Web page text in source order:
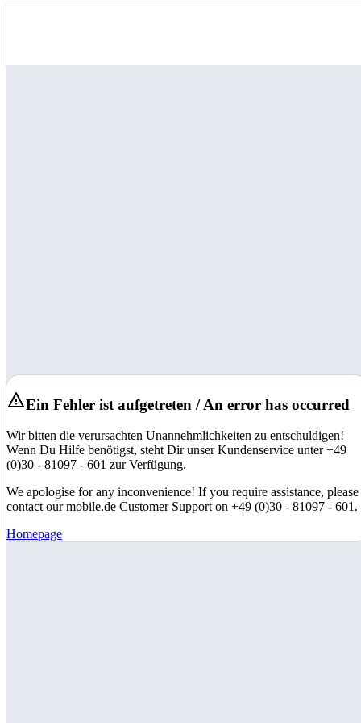
Ein Fehler ist aufgetreten / An error has occurred
Wir bitten die verursachten Unannehmlichkeiten zu entschuldigen!
Wenn Du Hilfe benötigst, steht Dir unser Kundenservice unter +49
(0)30 - 81097 - 601 zur Verfügung.
We apologise for any inconvenience! If you require assistance, please
contact our mobile.de Customer Support on +49 (0)30 - 81097 - 601.
Homepage